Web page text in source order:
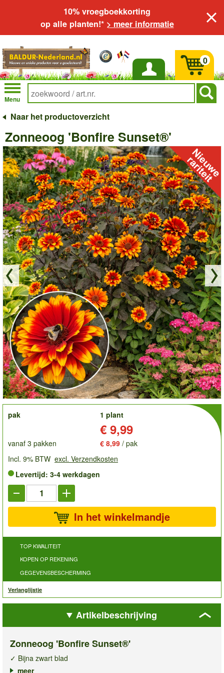
10% vroegboekkorting
op alle planten!* > meer informatie
Inloggen
Menu
0
Naar het productoverzicht
Zonneoog 'Bonfire Sunset®'
order
pak
1 plant
€ 9,99
vanaf 3 pakken € 8,99 / pak
Incl. 9% BTW excl. Verzendkosten
Levertijd: 3-4 werkdagen
In het winkelmandje
TOP KWALITEIT
KOPEN OP REKENING
GEGEVENSBESCHERMING
Verlanglijstje
Artikelbeschrijving
Zonneoog 'Bonfire Sunset®'
✓ Bijna zwart blad
✓ Tweekleurige, gevulde bloemen
meer